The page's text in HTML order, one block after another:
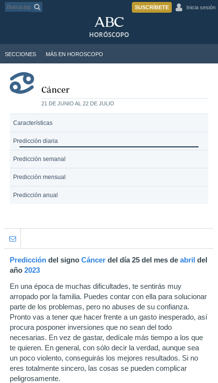
SUSCRÍBETE Inicia sesión
SECCIONES MÁS EN HOROSCOPO
HORÓSCOPO
Cáncer
21 DE JUNIO AL 22 DE JULIO
Características
Predicción diaria
Predicción semanal
Predicción mensual
Predicción anual
Predicción del signo Cáncer del día 25 del mes de abril del
año 2023
En una época de muchas dificultades, te sentirás muy
arropado por la familia. Puedes contar con ella para solucionar
parte de los problemas, pero no abuses de su confianza.
Pronto vas a tener que hacer frente a un gasto inesperado, así
procura posponer inversiones que no sean del todo
necesarias. En vez de gastar, dedícale más tiempo a los que
te quieren. En general, con sólo decir la verdad, aunque sea
un poco violento, conseguirás los mejores resultados. Si no
eres totalmente sincero, las cosas se pueden complicar
peligrosamente.